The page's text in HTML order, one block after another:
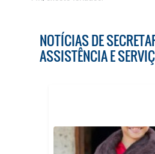
NOTÍCIAS DE
ASSISTÊNCIA E